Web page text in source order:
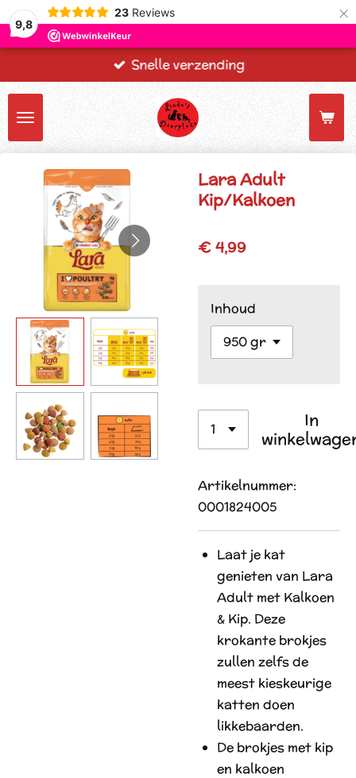
9,8
23 Reviews ×
Snelle verzending
Lara Adult
Kip/Kalkoen
€ 4,99
Inhoud
In
Artikelnummer:
0001824005
Laat je kat
genieten van Lara
Adult met Kalkoen
& Kip. Deze
krokante brokjes
zullen zelfs de
meest kieskeurige
katten doen
likkebaarden.
De brokjes met kip
en kalkoen